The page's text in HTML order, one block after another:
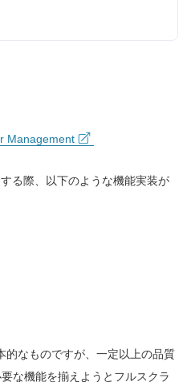
Management
る際、以下のような機能実装が
的なものですが、一定以上の品質
な機能を揃えようとフルスクラ